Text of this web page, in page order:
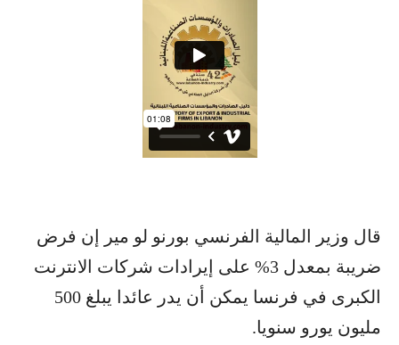
قال وزير المالية الفرنسي بورنو لو مير إن فرض
ضريبة بمعدل 3% على إيرادات شركات الانترنت
الكبرى في فرنسا يمكن أن يدر عائدا يبلغ 500
مليون يورو سنويا.